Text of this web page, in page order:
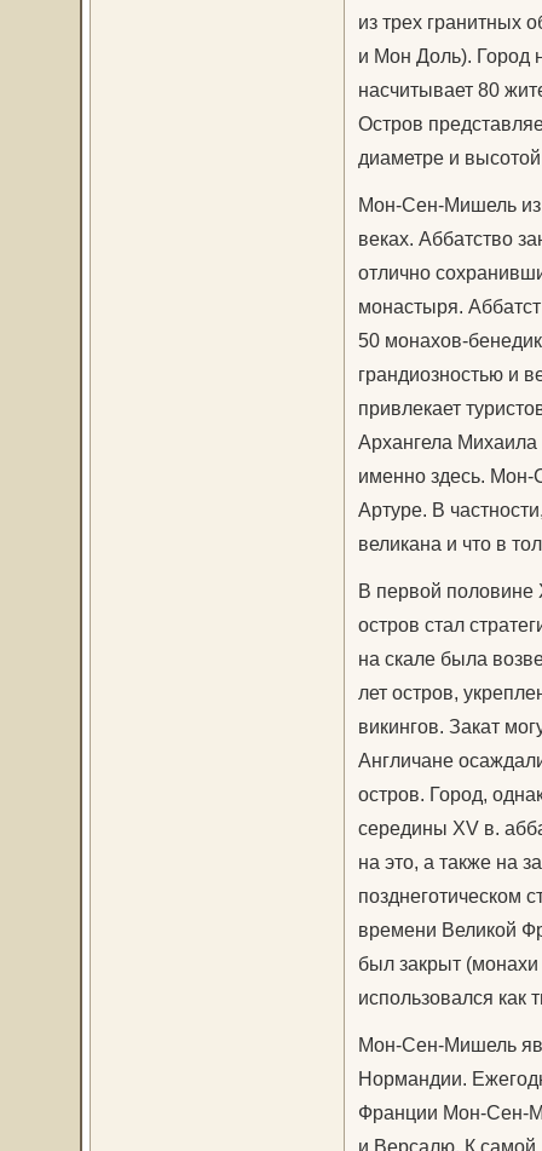
из трех
и Мон Доль). Город
насчитывает 80
Остров
диаметре и
Мон-Сен-Мишель
веках. Аббатство
отлично
монастыря.
50 монахов-
грандиозностью и
привлекает
Архангела
именно здесь. Мон-
Артуре. В
великана и что в
В первой половине
остров стал
на скале была
лет остров,
викингов. Закат
Англичане
остров. Город,
середины XV в.
на это, а также на
позднеготическом
времени Великой
был закрыт (монахи
использовался как
Мон-Сен-Мишель
Нормандии.
Франции Мон-Сен-
и Версалю. К самой